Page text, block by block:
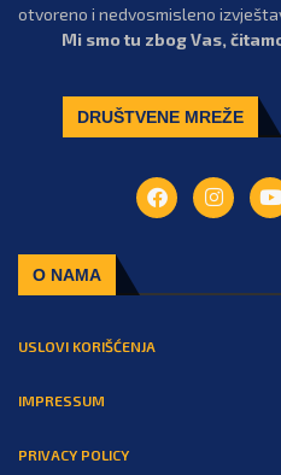
otvoreno i nedvosmisleno
Mi smo tu zbog Vas,
DRUŠTVENE MREŽE
O NAMA
USLOVI KORIŠĆENJA
IMPRESSUM
PRIVACY POLICY